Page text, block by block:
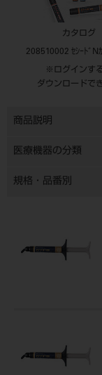
カタログ
208510002 ｾｼｰﾄﾞN
※ログインす
ダウンロードで
商品説明
医療機器の分類
規格・品番別